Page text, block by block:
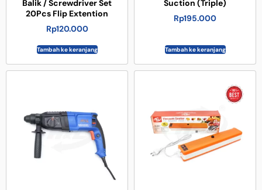
Balik / Screwdriver Set
20Pcs Flip Extention
Rp120.000
Tambah ke keranjang
Suction (Triple)
Rp195.000
Tambah ke keranjang